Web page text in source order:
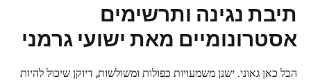
תיבת נגינה ותרשימים
אסטרונומיים מאת ישועי גרמני
הכל כאן גאוני. ישנן משמעויות כפולות ומשולשות, דיוקן שיכול להיות